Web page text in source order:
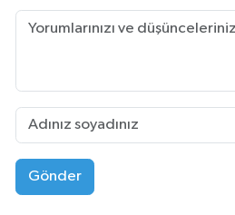
Gönder